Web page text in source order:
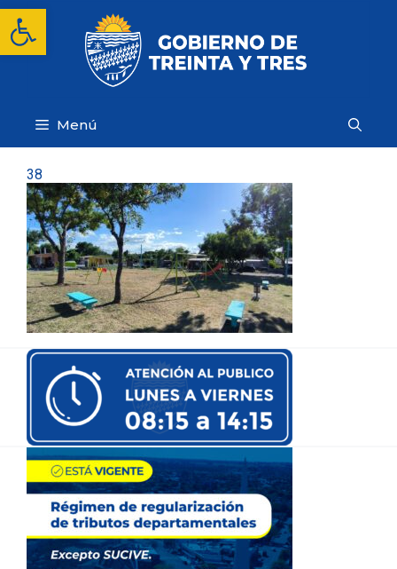
Abrir barra de herramientas
Saltar
contenido
Menú
38